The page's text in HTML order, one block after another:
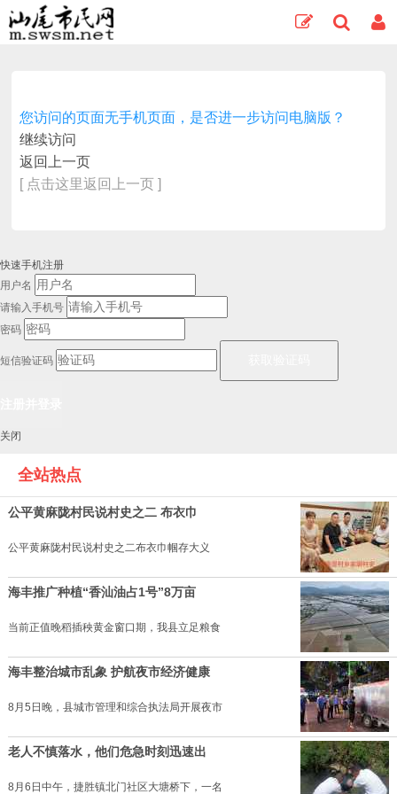
您访问的页面无手机页面，是否进一步访问电脑版？
继续访问
返回上一页
[ 点击这里返回上一页 ]
快速手机注册
用户名
请输入手机号
密码
短信验证码
关闭
全站热点
公平黄麻陇村民说村史之二 布衣巾
公平黄麻陇村民说村史之二布衣巾帼存大义
海丰推广种植“香汕油占1号”8万亩
当前正值晚稻插秧黄金窗口期，我县立足粮食
海丰整治城市乱象 护航夜市经济健康
8月5日晚，县城市管理和综合执法局开展夜市
老人不慎落水，他们危急时刻迅速出
8月6日中午，捷胜镇北门社区大塘桥下，一名